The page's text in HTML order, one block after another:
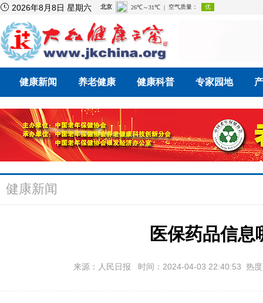
 2026年8月8日 星期六
健康新闻 养老健康 健康科普 专家园地
健康新闻
医保药品信息
来源：人民日报 时间：2024-04-03 22:40:53 热